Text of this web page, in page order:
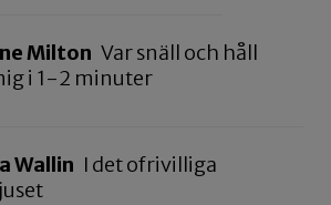
Milton Var snäll och håll
i 1-2 minuter
Wallin I det ofrivilliga